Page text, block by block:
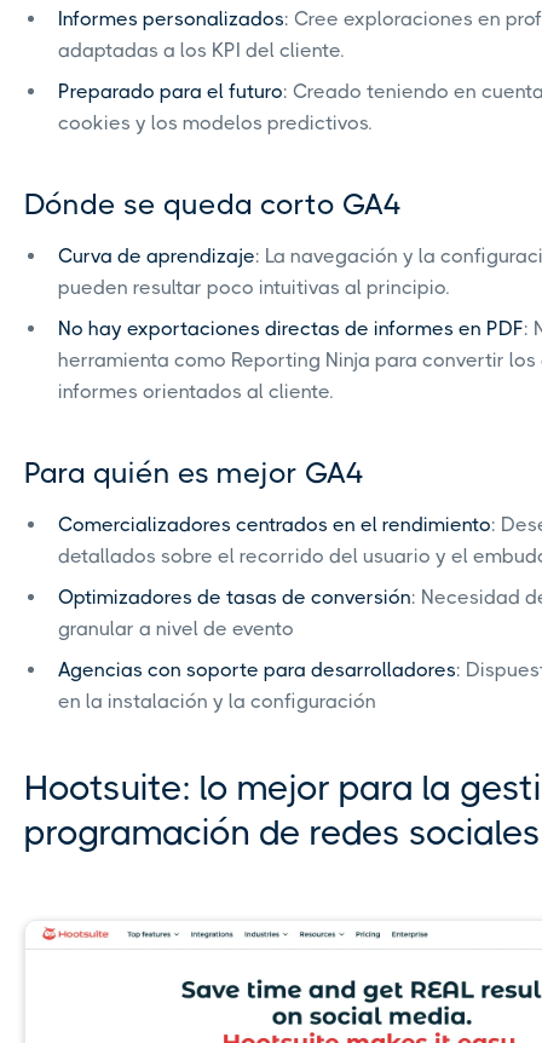
Informes personalizados: Cree exploraciones en
adaptadas a los KPI del cliente.
Preparado para el futuro: Creado teniendo en
cookies y los modelos predictivos.
Dónde se queda corto GA4
Curva de aprendizaje: La navegación y la
pueden resultar poco intuitivas al principio.
No hay exportaciones directas de informes en PDF:
herramienta como Reporting Ninja para convertir
informes orientados al cliente.
Para quién es mejor GA4
Comercializadores centrados en el rendimiento:
detallados sobre el recorrido del usuario y el
Optimizadores de tasas de conversión: Necesidad
granular a nivel de evento
Agencias con soporte para desarrolladores:
en la instalación y la configuración
Hootsuite: lo mejor para la
programación de redes sociales